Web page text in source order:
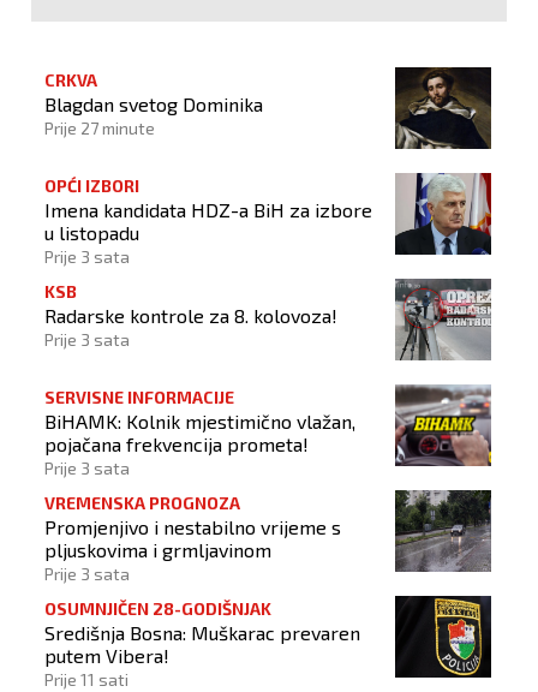
CRKVA
Blagdan svetog Dominika
Prije 27 minute
OPĆI IZBORI
Imena kandidata HDZ-a BiH za izbore
u listopadu
Prije 3 sata
KSB
Radarske kontrole za 8. kolovoza!
Prije 3 sata
SERVISNE INFORMACIJE
BiHAMK: Kolnik mjestimično vlažan,
pojačana frekvencija prometa!
Prije 3 sata
VREMENSKA PROGNOZA
Promjenjivo i nestabilno vrijeme s
pljuskovima i grmljavinom
Prije 3 sata
OSUMNJIČEN 28-GODIŠNJAK
Središnja Bosna: Muškarac prevaren
putem Vibera!
Prije 11 sati